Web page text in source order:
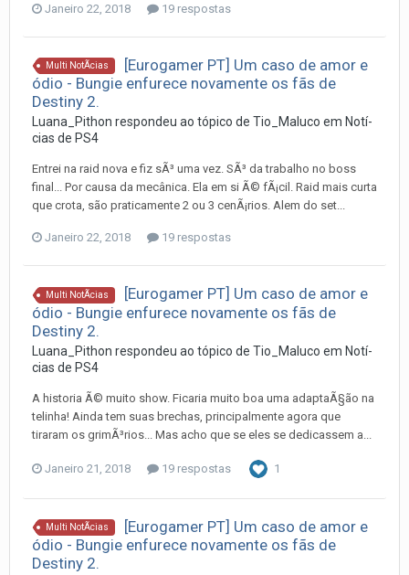
Janeiro 22, 2018 19 respostas
Multi NotÃ­cias
[Eurogamer PT] Um caso de amor e
ódio - Bungie enfurece novamente os fãs de
Destiny 2.
Luana_Pithon respondeu ao tópico de Tio_Maluco em Notí­
cias de PS4
Entrei na raid nova e fiz sÃ³ uma vez. SÃ³ da trabalho no boss
final... Por causa da mecânica. Ela em si Ã© fÃ¡cil. Raid mais curta
que crota, são praticamente 2 ou 3 cenÃ¡rios. Alem do set...
Janeiro 22, 2018 19 respostas
Multi NotÃ­cias
[Eurogamer PT] Um caso de amor e
ódio - Bungie enfurece novamente os fãs de
Destiny 2.
Luana_Pithon respondeu ao tópico de Tio_Maluco em Notí­
cias de PS4
A historia Ã© muito show. Ficaria muito boa uma adaptaÃ§ão na
telinha! Ainda tem suas brechas, principalmente agora que
tiraram os grimÃ³rios... Mas acho que se eles se dedicassem a...
Janeiro 21, 2018 19 respostas 1
Multi NotÃ­cias
[Eurogamer PT] Um caso de amor e
ódio - Bungie enfurece novamente os fãs de
Destiny 2.